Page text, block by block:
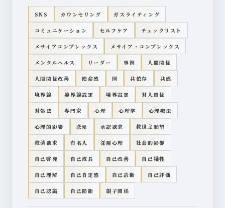
SNS カウンセリング ガスライティング
コミュニケーション セルフケア チェックリスト
メサイアコンプレックス メサイア・コンプレックス
メンタルヘルス リーダー 事例 人間関係
人間関係改善 使命感 例 共依存 共感
境界線 境界線設定 境界設定 対人関係
対処法 専門家 心理 心理学 心理療法
心理的影響 恋愛 承認欲求 救世主願望
救済欲求 有名人 深層心理 社会的影響
自己啓発 自己成長 自己改善 自己犠牲
自己理解 自己肯定感 自己診断 自己評価
自己認識 自己防衛 親子関係